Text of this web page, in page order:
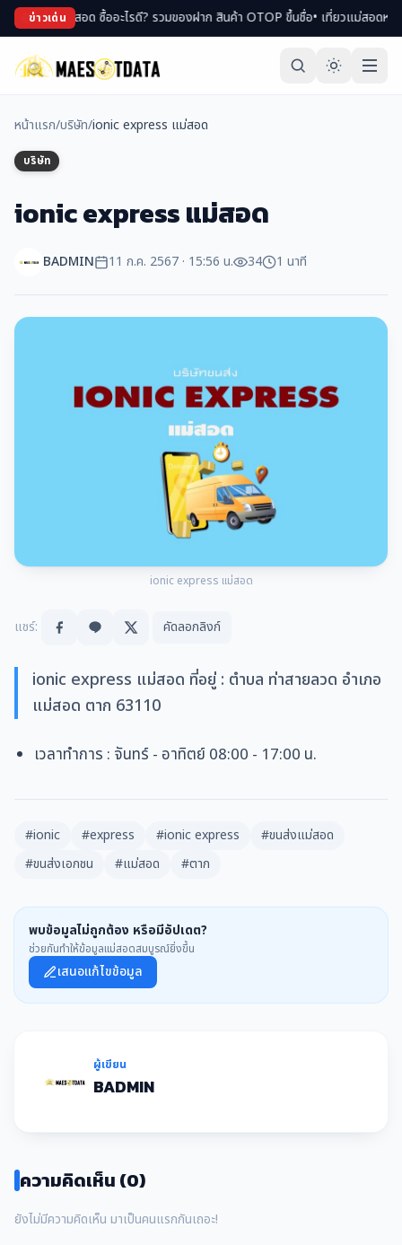
ข่าวเด่น
ากแม่สอด ซื้ออะไรดี? รวมของฝาก สินค้า OTOP ขึ้นชื่อ• เที่ยวแม่สอดหน้าหนาว
หน้าแรก/บริษัท/ionic express แม่สอด
บริษัท
ionic express แม่สอด
BADMIN 11 ก.ค. 2567 · 15:56 น. 34 1 นาที
ionic express แม่สอด
แชร์: คัดลอกลิงก์
ionic express แม่สอด ที่อยู่ : ตำบล ท่าสายลวด อำเภอ
แม่สอด ตาก 63110
เวลาทำการ : จันทร์ - อาทิตย์ 08:00 - 17:00 น.
#ionic #express #ionic express
#ขนส่งแม่สอด
#ขนส่งเอกชน
#แม่สอด #ตาก
พบข้อมูลไม่ถูกต้อง หรือมีอัปเดต?
ช่วยกันทำให้ข้อมูลแม่สอดสมบูรณ์ยิ่งขึ้น
เสนอแก้ไขข้อมูล
ผู้เขียน
BADMIN
ความคิดเห็น (0)
ยังไม่มีความคิดเห็น มาเป็นคนแรกกันเถอะ!